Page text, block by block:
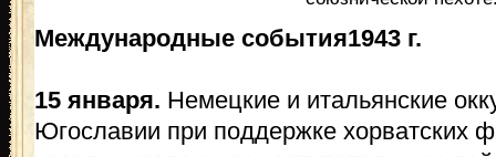
Международные события1943 г.
15 января. Немецкие и итальянские
Югославии при поддержке хорватских